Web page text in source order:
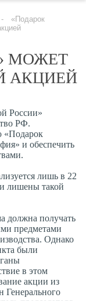
«Подарок
МОЖЕТ
АКЦИЕЙ
России»
РФ.
«Подарок
и обеспечить
лишь в 22
лишены такой
должна получать
предметами
Однако
были
в этом
акции из
Генерального